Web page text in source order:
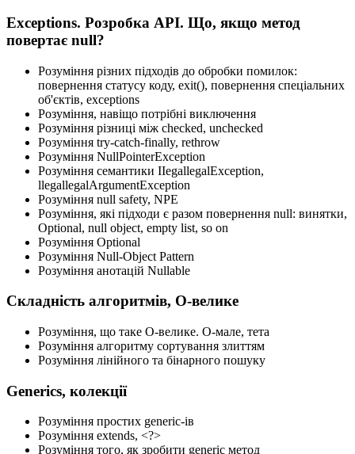
Exceptions. Розробка API. Що, якщо метод
повертає null?
Розуміння різних підходів до обробки помилок:
повернення статусу коду, exit(), повернення спеціальних
об'єктів, exceptions
Розуміння, навіщо потрібні виключення
Розуміння різниці між checked, unchecked
Розуміння try-catch-finally, rethrow
Розуміння NullPointerException
Розуміння семантики IIegallegalException,
llegallegalArgumentException
Розуміння null safety, NPE
Розуміння, які підходи є разом повернення null: винятки,
Optional, null object, empty list, so on
Розуміння Optional
Розуміння Null-Object Pattern
Розуміння анотацій Nullable
Складність алгоритмів, О-велике
Розуміння, що таке О-велике. О-мале, тета
Розуміння алгоритму сортування злиттям
Розуміння лінійного та бінарного пошуку
Generics, колекції
Розуміння простих generic-ів
Розуміння extends, <?>
Розуміння того, як зробити generic метод